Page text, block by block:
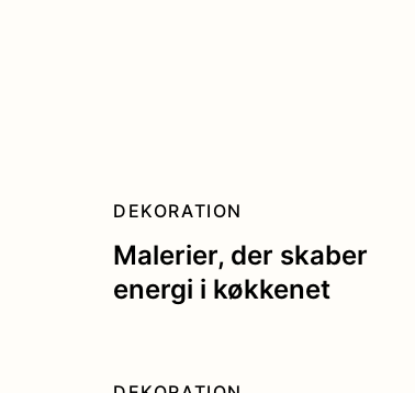
Malerier, der skaber
energi i køkkenet
DEKORATION